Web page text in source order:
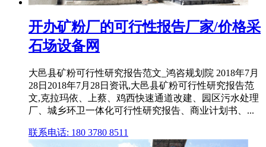
开办矿粉厂的可行性报告厂家/价格采
石场设备网
大邑县矿粉可行性研究报告范文_鸿咨规划院 2018年7月
28日2018年7月28日资讯,大邑县矿粉可行性研究报告范
文,克拉玛依、上蔡、鸡西快速通道改建、园区污水处理
厂、城乡环卫一体化可行性研究报告、商业计划书、...
联系电话: 180 3780 8511